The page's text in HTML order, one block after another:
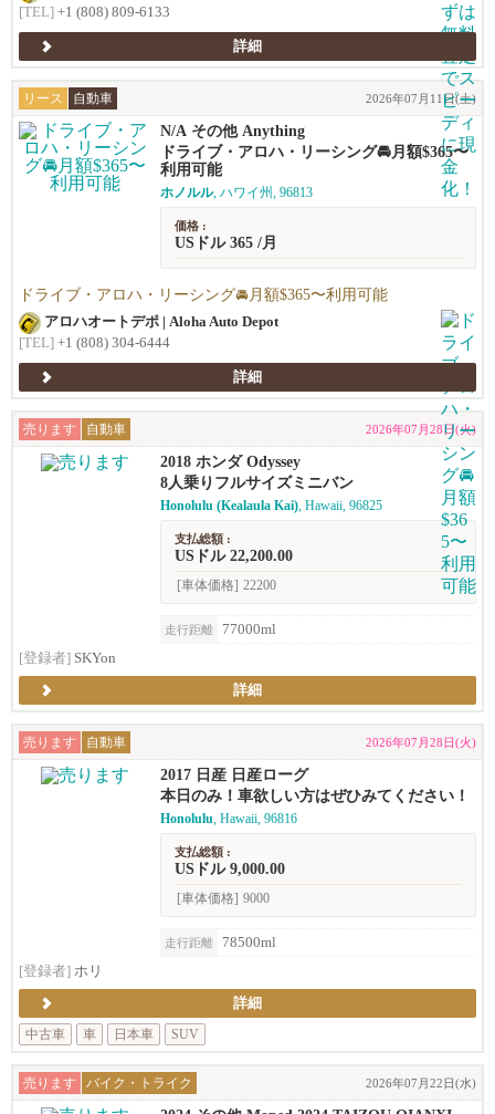
[TEL] +1 (808) 809-6133
詳細
リース 自動車 2026年07月11日(土)
N/A その他 Anything
ドライブ・アロハ・リーシング🚘️月額$365〜
利用可能
ホノルル, ハワイ州, 96813
価格 :
USドル 365 /月
ドライブ・アロハ・リーシング🚘️月額$365〜利用可能
アロハオートデポ | Aloha Auto Depot
[TEL] +1 (808) 304-6444
詳細
売ります 自動車 2026年07月28日(火)
2018 ホンダ Odyssey
8人乗りフルサイズミニバン
Honolulu (Kealaula Kai), Hawaii, 96825
支払総額 :
USドル 22,200.00
[車体価格] 22200
走行距離
77000ml
[登録者] SKYon
詳細
売ります 自動車 2026年07月28日(火)
2017 日産 日産ローグ
本日のみ！車欲しい方はぜひみてください！
Honolulu, Hawaii, 96816
支払総額 :
USドル 9,000.00
[車体価格] 9000
走行距離
78500ml
[登録者] ホリ
詳細
中古車
車 日本車 SUV
売ります バイク・トライク 2026年07月22日(水)